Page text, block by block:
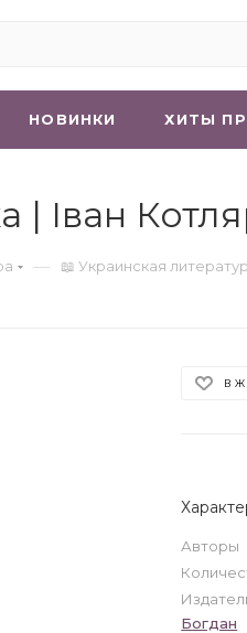
НОВИНКИ ХИТЫ
| Іван
— 📖 Украинская
В
Авторы
Богдан